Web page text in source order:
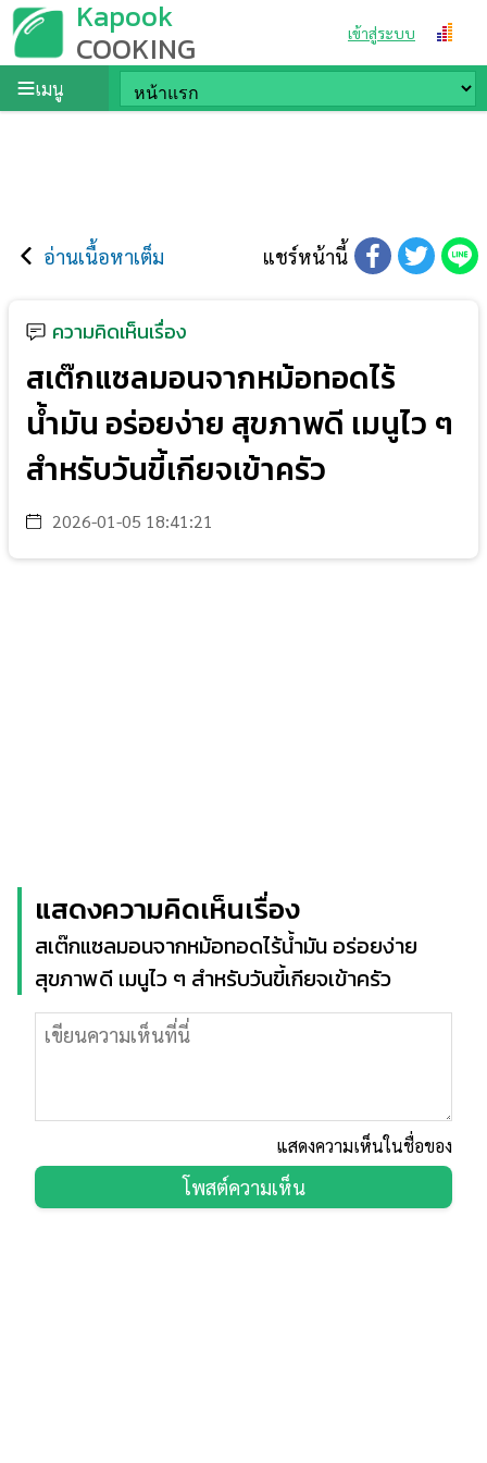
Kapook
COOKING เข้าสู่ระบบ
เมนู
อ่านเนื้อหาเต็ม แชร์หน้านี้
ความคิดเห็นเรื่อง
สเต๊กแซลมอนจากหม้อทอดไร้
น้ำมัน อร่อยง่าย สุขภาพดี เมนูไว ๆ
สำหรับวันขี้เกียจเข้าครัว
2026-01-05 18:41:21
แสดงความคิดเห็นเรื่อง
สเต๊กแซลมอนจากหม้อทอดไร้น้ำมัน อร่อยง่าย
สุขภาพดี เมนูไว ๆ สำหรับวันขี้เกียจเข้าครัว
แสดงความเห็นในชื่อของ
โพสต์ความเห็น